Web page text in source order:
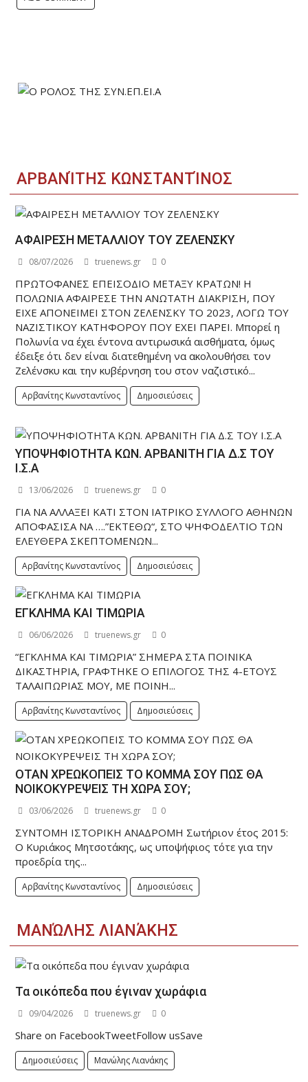
ΑΡΒΑΝΊΤΗΣ ΚΩΝΣΤΑΝΤΊΝΟΣ
ΑΦΑΙΡΕΣΗ ΜΕΤΑΛΛΙΟΥ ΤΟΥ ΖΕΛΕΝΣΚΥ
08/07/2026 truenews.gr 0
ΠΡΩΤΟΦΑΝΕΣ ΕΠΕΙΣΟΔΙΟ ΜΕΤΑΞΥ ΚΡΑΤΩΝ! Η
ΠΟΛΩΝΙΑ ΑΦΑΙΡΕΣΕ ΤΗΝ ΑΝΩΤΑΤΗ ΔΙΑΚΡΙΣΗ, ΠΟΥ
ΕΙΧΕ ΑΠΟΝΕΙΜΕΙ ΣΤΟΝ ΖΕΛΕΝΣΚΥ ΤΟ 2023, ΛΟΓΩ ΤΟΥ
ΝΑΖΙΣΤΙΚΟΥ ΚΑΤΗΦΟΡΟΥ ΠΟΥ ΕΧΕΙ ΠΑΡΕΙ. Μπορεί η
Πολωνία να έχει έντονα αντιρωσικά αισθήματα, όμως
έδειξε ότι δεν είναι διατεθημένη να ακολουθήσει τον
Ζελένσκυ και την κυβέρνηση του στον ναζιστικό...
Αρβανίτης Κωνσταντίνος Δημοσιεύσεις
ΥΠΟΨΗΦΙΟΤΗΤΑ ΚΩΝ. ΑΡΒΑΝΙΤΗ ΓΙΑ Δ.Σ ΤΟΥ
Ι.Σ.Α
13/06/2026 truenews.gr 0
ΓΙΑ ΝΑ ΑΛΛΑΞΕΙ ΚΑΤΙ ΣΤΟΝ ΙΑΤΡΙΚΟ ΣΥΛΛΟΓΟ ΑΘΗΝΩΝ
ΑΠΟΦΑΣΙΣΑ ΝΑ ….”ΕΚΤΕΘΩ“, ΣΤΟ ΨΗΦΟΔΕΛΤΙΟ ΤΩΝ
ΕΛΕΥΘΕΡΑ ΣΚΕΠΤΟΜΕΝΩΝ...
Αρβανίτης Κωνσταντίνος Δημοσιεύσεις
ΕΓΚΛΗΜΑ ΚΑΙ ΤΙΜΩΡΙΑ
06/06/2026 truenews.gr 0
“ΕΓΚΛΗΜΑ ΚΑΙ ΤΙΜΩΡΙΑ” ΣΗΜΕΡΑ ΣΤΑ ΠΟΙΝΙΚΑ
ΔΙΚΑΣΤΗΡΙΑ, ΓΡΑΦΤΗΚΕ Ο ΕΠΙΛΟΓΟΣ ΤΗΣ 4-ΕΤΟΥΣ
ΤΑΛΑΙΠΩΡΙΑΣ ΜΟΥ, ΜΕ ΠΟΙΝΗ...
Αρβανίτης Κωνσταντίνος Δημοσιεύσεις
ΟΤΑΝ ΧΡΕΩΚΟΠΕΙΣ ΤΟ ΚΟΜΜΑ ΣΟΥ ΠΩΣ ΘΑ
ΝΟΙΚΟΚΥΡΕΨΕΙΣ ΤΗ ΧΩΡΑ ΣΟΥ;
03/06/2026 truenews.gr 0
ΣΥΝΤΟΜΗ ΙΣΤΟΡΙΚΗ ΑΝΑΔΡΟΜΗ Σωτήριον έτος 2015:
Ο Κυριάκος Μητσοτάκης, ως υποψήφιος τότε για την
προεδρία της...
Αρβανίτης Κωνσταντίνος Δημοσιεύσεις
ΜΑΝΏΛΗΣ ΛΙΑΝΆΚΗΣ
Τα οικόπεδα που έγιναν χωράφια
09/04/2026 truenews.gr 0
Share on FacebookTweetFollow usSave
Δημοσιεύσεις Μανώλης Λιανάκης